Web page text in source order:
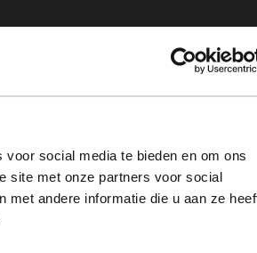
social media te bieden en om ons
site met onze partners voor social
met andere informatie die u aan ze
like to